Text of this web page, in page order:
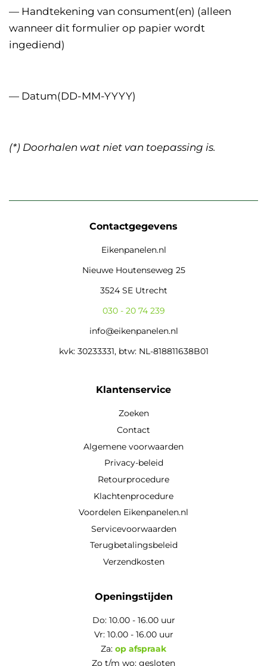
— Handtekening van consument(en) (alleen
wanneer dit formulier op papier wordt
ingediend)
— Datum(DD-MM-YYYY)
(*) Doorhalen wat niet van toepassing is.
Contactgegevens
Eikenpanelen.nl
Nieuwe Houtenseweg 25
3524 SE Utrecht
030 - 20 74 239
info@eikenpanelen.nl
kvk: 30233331, btw: NL-818811638B01
Klantenservice
Zoeken
Contact
Algemene voorwaarden
Privacy-beleid
Retourprocedure
Klachtenprocedure
Voordelen Eikenpanelen.nl
Servicevoorwaarden
Terugbetalingsbeleid
Verzendkosten
Openingstijden
Do: 10.00 - 16.00 uur
Vr: 10.00 - 16.00 uur
Za: op afspraak
Zo t/m wo: gesloten